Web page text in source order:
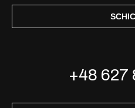
+48 627